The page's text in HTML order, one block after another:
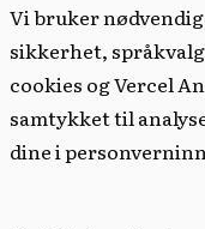
Vi bruker
sikkerhet,
cookies og Vercel
samtykket til
dine i